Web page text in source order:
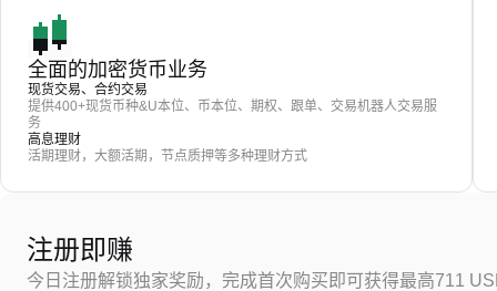
全面的加密货币业务
现货交易、合约交易
提供400+现货币种&U本位、币本位、期权、跟单、交易机器人交易服
务
高息理财
活期理财，大额活期，节点质押等多种理财方式
注册即赚
今日注册解锁独家奖励，完成首次购买即可获得最高711